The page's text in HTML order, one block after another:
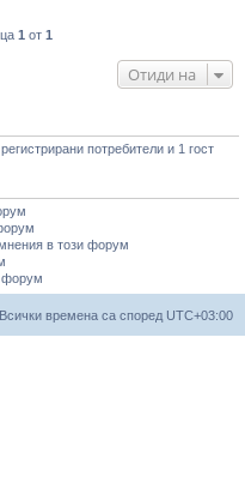
1 от 1
Отиди на
потребители и 1 гост
в този форум
форум
Всички времена са според UTC+03:00